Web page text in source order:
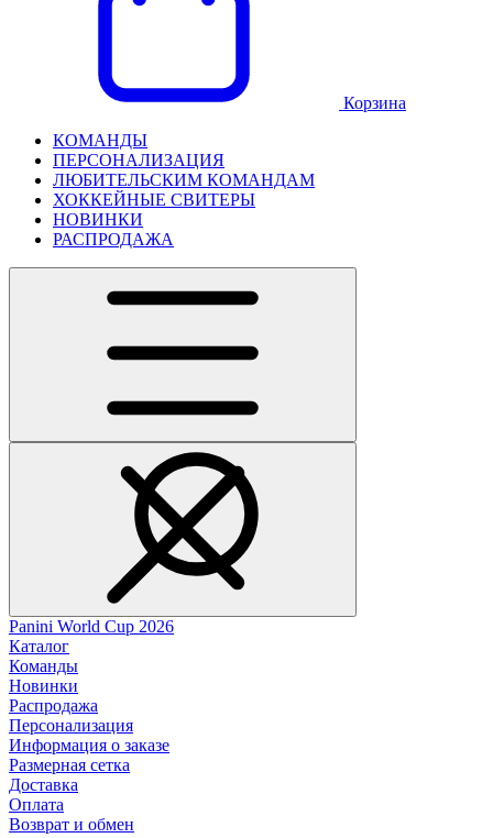
Корзина
КОМАНДЫ
ПЕРСОНАЛИЗАЦИЯ
ЛЮБИТЕЛЬСКИМ КОМАНДАМ
ХОККЕЙНЫЕ СВИТЕРЫ
НОВИНКИ
РАСПРОДАЖА
Panini World Cup 2026
Каталог
Команды
Новинки
Распродажа
Персонализация
Информация о заказе
Размерная сетка
Доставка
Оплата
Возврат и обмен